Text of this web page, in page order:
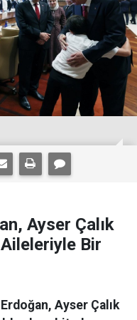
Ayser Çalık
Bir
Ayser Çalık